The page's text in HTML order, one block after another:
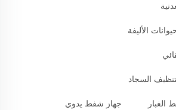
الأليفة
السجاد
جهاز شفط يدوي